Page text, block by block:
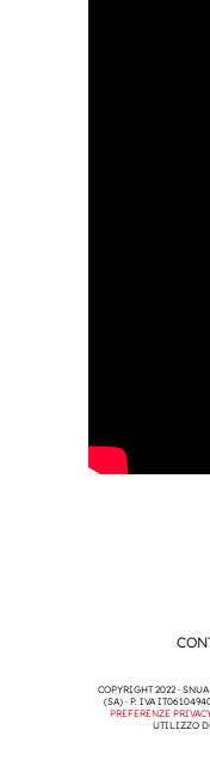
COPYRIGHT 2022 ·
(SA) · P. IVA
PREFERENZE
UTILIZZO